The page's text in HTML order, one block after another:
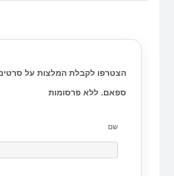
הצטרפו לקבלת המלצות על
ספאם. ללא פרסומות
שם